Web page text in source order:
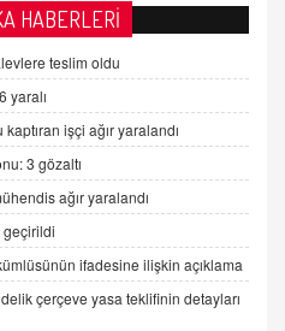
DOĞAN
korunması ve dijital hukukun
Hangi Önlemler Alınmalı?
da Ziyaret Etse...
HABERLERİ
teslim oldu
yaralı
işçi ağır yaralandı
3 gözaltı
ağır yaralandı
geçirildi
ifadesine ilişkin açıklama
çerçeve yasa teklifinin detayları